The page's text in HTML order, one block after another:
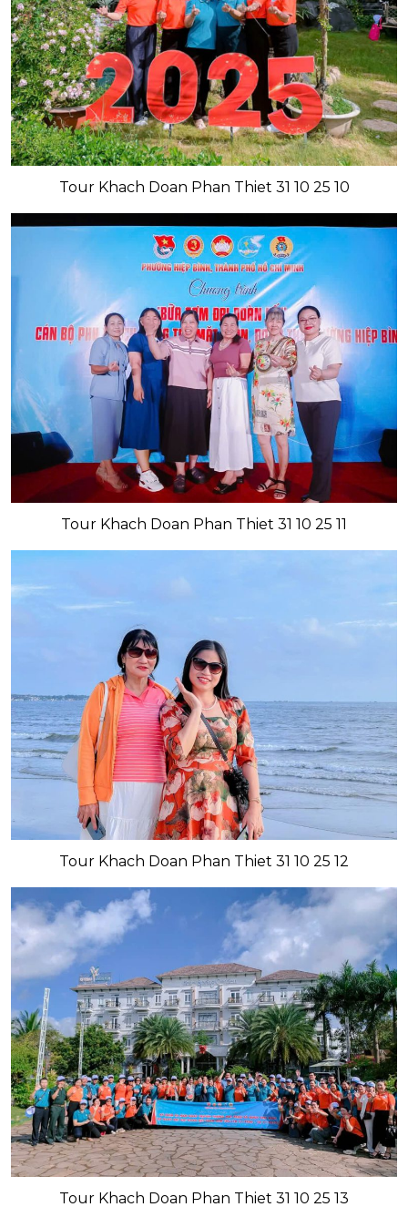
Tour Khach Doan Phan Thiet 31 10 25 10
Tour Khach Doan Phan Thiet 31 10 25 11
Tour Khach Doan Phan Thiet 31 10 25 12
Tour Khach Doan Phan Thiet 31 10 25 13